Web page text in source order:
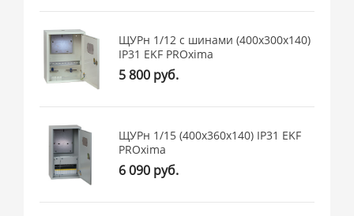
ЩУРн 1/12 с шинами (400x300x140)
IP31 EKF PROxima
5 800 руб.
ЩУРн 1/15 (400х360х140) IP31 EKF
PROxima
6 090 руб.